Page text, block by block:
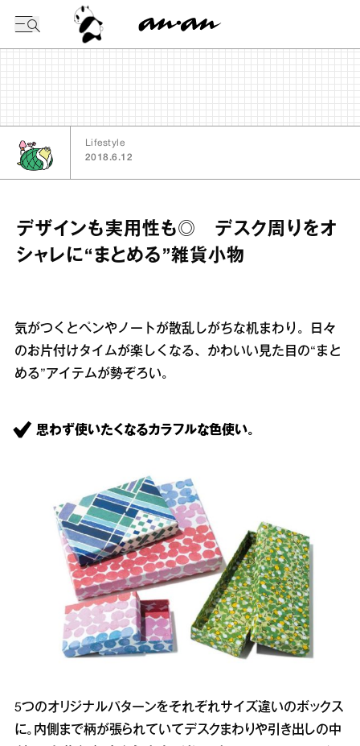
Lifestyle
2018.6.12
デザインも実用性も◎ デスク周りをオ
シャレに“まとめる”雑貨小物
気がつくとペンやノートが散乱しがちな机まわり。日々
のお片付けタイムが楽しくなる、かわいい見た目の“まと
める”アイテムが勢ぞろい。
思わず使いたくなるカラフルな色使い。
5つのオリジナルパターンをそれぞれサイズ違いのボックス
に。内側まで柄が張られていてデスクまわりや引き出しの中